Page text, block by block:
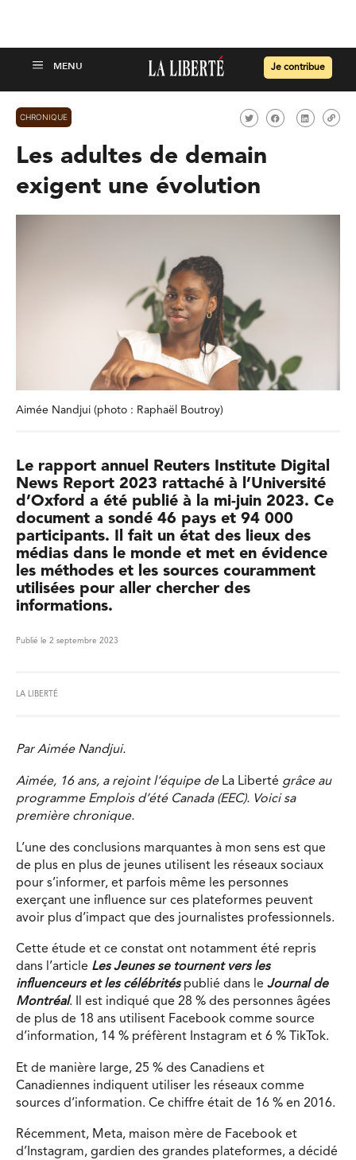
Je contribue
CHRONIQUE
Les adultes de demain
exigent une évolution
Aimée Nandjui (photo : Raphaël Boutroy)
Le rapport annuel Reuters Institute Digital
News Report 2023 rattaché à l’Université
d’Oxford a été publié à la mi-juin 2023. Ce
document a sondé 46 pays et 94 000
participants. Il fait un état des lieux des
médias dans le monde et met en évidence
les méthodes et les sources couramment
utilisées pour aller chercher des
informations.
Publié le 2 septembre 2023
LA LIBERTÉ
Par Aimée Nandjui.
Aimée, 16 ans, a rejoint l’équipe de La Liberté grâce au
programme Emplois d’été Canada (EEC). Voici sa
première chronique.
L’une des conclusions marquantes à mon sens est que
de plus en plus de jeunes utilisent les réseaux sociaux
pour s’informer, et parfois même les personnes
exerçant une influence sur ces plateformes peuvent
avoir plus d’impact que des journalistes professionnels.
Cette étude et ce constat ont notamment été repris
dans l’article Les Jeunes se tournent vers les
influenceurs et les célébritéspublié dans le Journal de
Montréal. Il est indiqué que 28 % des personnes âgées
de plus de 18 ans utilisent Facebook comme source
d’information, 14 % préfèrent Instagram et 6 % TikTok.
Et de manière large, 25 % des Canadiens et
Canadiennes indiquent utiliser les réseaux comme
sources d’information. Ce chiffre était de 16 % en 2016.
Récemment, Meta, maison mère de Facebook et
d’Instagram, gardien des grandes plateformes, a décidé